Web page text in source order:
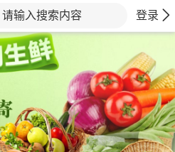
请输入搜索内容 登录